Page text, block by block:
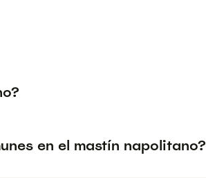
en el mastín napolitano?